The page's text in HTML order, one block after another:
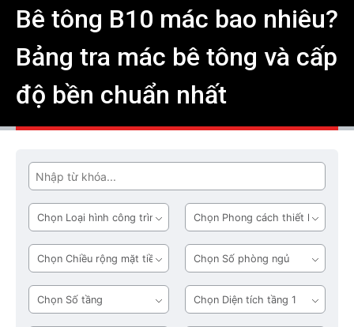
Bê tông B10 mác bao nhiêu?
Bảng tra mác bê tông và cấp
độ bền chuẩn nhất
Tìm
Loại
hình
công
trình
Phong
cách
thiết
kế
Chiều
rộng
mặt
tiền
Số
phòng
ngủ
Số
tầng
Diện
tích